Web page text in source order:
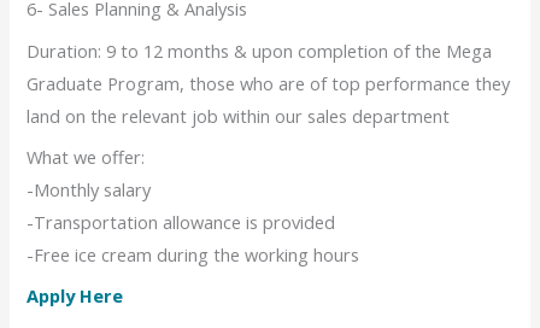
6- Sales Planning & Analysis
Duration: 9 to 12 months & upon completion of the Mega
Graduate Program, those who are of top performance they
land on the relevant job within our sales department
What we offer:
-Monthly salary
-Transportation allowance is provided
-Free ice cream during the working hours
Apply Here